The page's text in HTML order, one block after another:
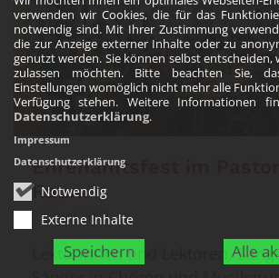
verwenden wir Cookies, die für das
notwendig sind. Mit Ihrer Zustimmung
die zur Anzeige externer Inhalte oder zu
genutzt werden. Sie können selbst entscheiden,
zulassen möchten. Bitte beachten Sie,
Einstellungen womöglich nicht mehr alle
Verfügung stehen. Weitere Informationen
Datenschutzerklärung.
Notwendig
Externe Inhalte
Speichern Alle
Impressum
Datenschutzerklärung
Ehrenamtsfest im
Raum
23. Juni 2025
Lektorinnen und Lektoren,